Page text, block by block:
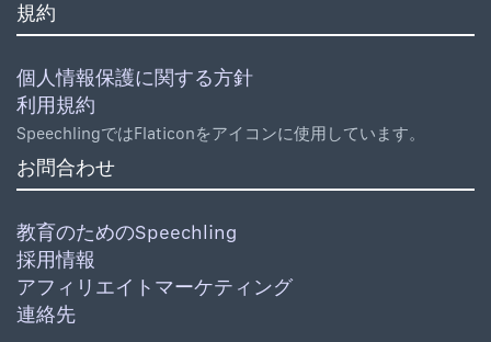
規約
個人情報保護に関する方針
利用規約
SpeechlingではFlaticonをアイコンに使用しています。
お問合わせ
教育のためのSpeechling
採用情報
アフィリエイトマーケティング
連絡先